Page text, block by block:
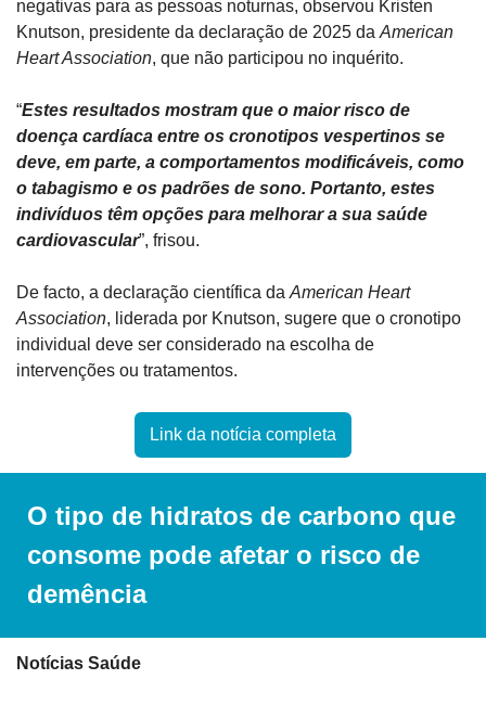
negativas para as pessoas noturnas, observou Kristen
Knutson, presidente da declaração de 2025 da American
Heart Association, que não participou no inquérito.
“Estes resultados mostram que o maior risco de
doença cardíaca entre os cronotipos vespertinos se
deve, em parte, a comportamentos modificáveis, como
o tabagismo e os padrões de sono. Portanto, estes
indivíduos têm opções para melhorar a sua saúde
cardiovascular”, frisou.
De facto, a declaração científica da American Heart
Association, liderada por Knutson, sugere que o cronotipo
individual deve ser considerado na escolha de
intervenções ou tratamentos.
Link da notícia completa
O tipo de hidratos de carbono que
consome pode afetar o risco de
demência
Notícias Saúde